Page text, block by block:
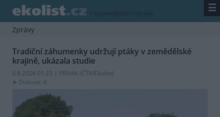
/ zpravodajství / zprávy ☰
Zprávy
Tradiční záhumenky udržují ptáky v zemědělské
krajině, ukázala studie
6.8.2026 01:23 | PRAHA (ČTK/Ekolist)
Diskuse: 4